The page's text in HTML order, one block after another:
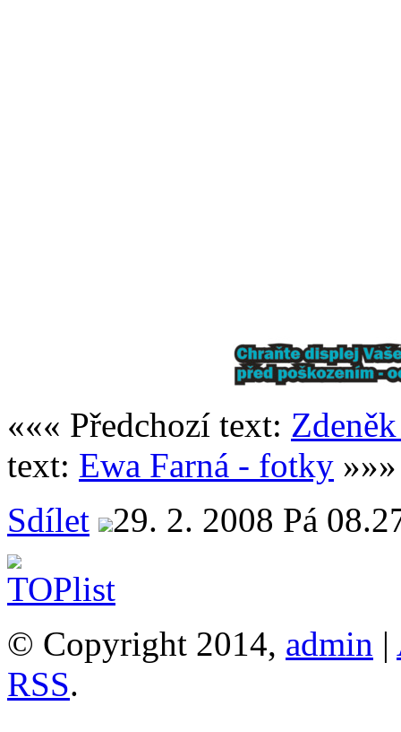
««« Předchozí text:
text: Ewa Farná - fotky »»»
Sdílet
29. 2. 2008 Pá
© Copyright 2014, admin |
RSS.